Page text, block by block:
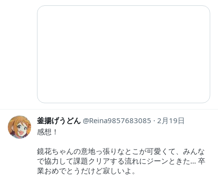
釜揚げうどん Reina9857683085
2月19日
感想！
鏡花ちゃんの意地っ張りなとこが可愛くて、みんな
で協力して課題クリアする流れにジーンときた… 卒
業おめでとうだけど寂しいよ。